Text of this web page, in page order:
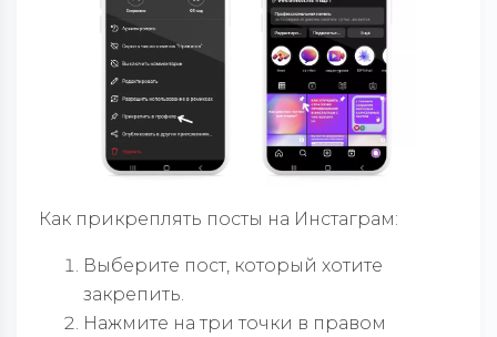
Как прикреплять посты на Инстаграм:
Выберите пост, который хотите
закрепить.
Нажмите на три точки в правом